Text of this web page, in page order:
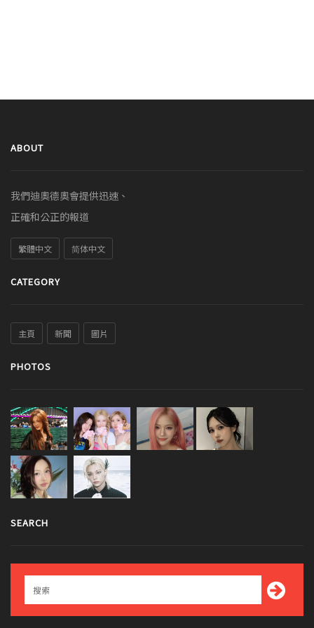
ABOUT
我們迪奧德奧會提供迅速、
正確和公正的報道
繁體中文 简体中文
CATEGORY
主頁 新聞 圖片
PHOTOS
SEARCH